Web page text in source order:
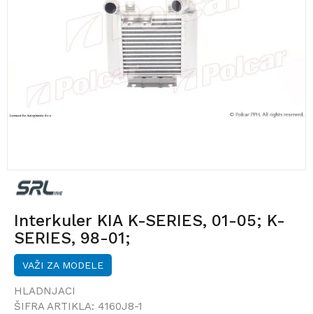
Interkuler KIA K-SERIES, 01-05; K-
SERIES, 98-01;
VAŽI ZA MODELE
HLADNJACI
ŠIFRA ARTIKLA: 4160J8-1